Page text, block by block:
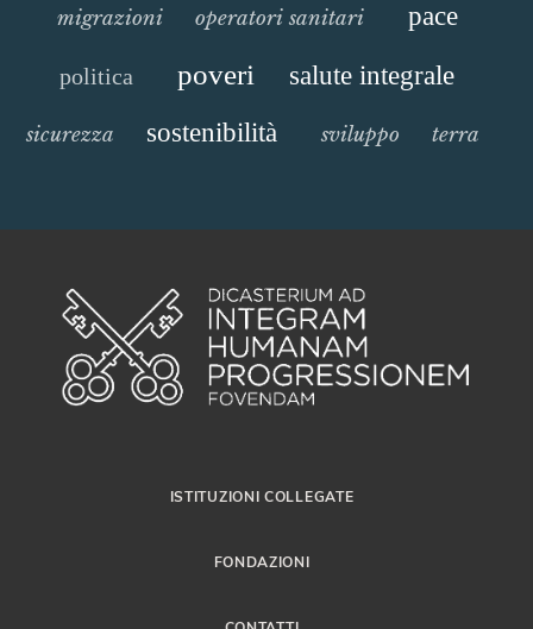
migrazioni operatori sanitari pace
politica poveri salute integrale
sicurezza sostenibilità sviluppo terra
ISTITUZIONI COLLEGATE
FONDAZIONI